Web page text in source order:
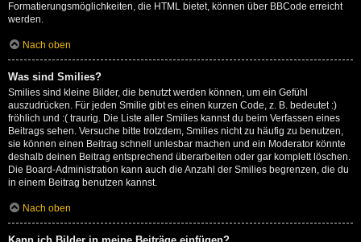
Formatierungsmöglichkeiten, die HTML bietet, können über BBCode erreicht
werden.
Nach oben
Was sind Smilies?
Smilies sind kleine Bilder, die benutzt werden können, um ein Gefühl
auszudrücken. Für jeden Smilie gibt es einen kurzen Code, z. B. bedeutet :)
fröhlich und :( traurig. Die Liste aller Smilies kannst du beim Verfassen eines
Beitrags sehen. Versuche bitte trotzdem, Smilies nicht zu häufig zu benutzen,
sie können einen Beitrag schnell unlesbar machen und ein Moderator könnte
deshalb deinen Beitrag entsprechend überarbeiten oder gar komplett löschen.
Die Board-Administration kann auch die Anzahl der Smilies begrenzen, die du
in einem Beitrag benutzen kannst.
Nach oben